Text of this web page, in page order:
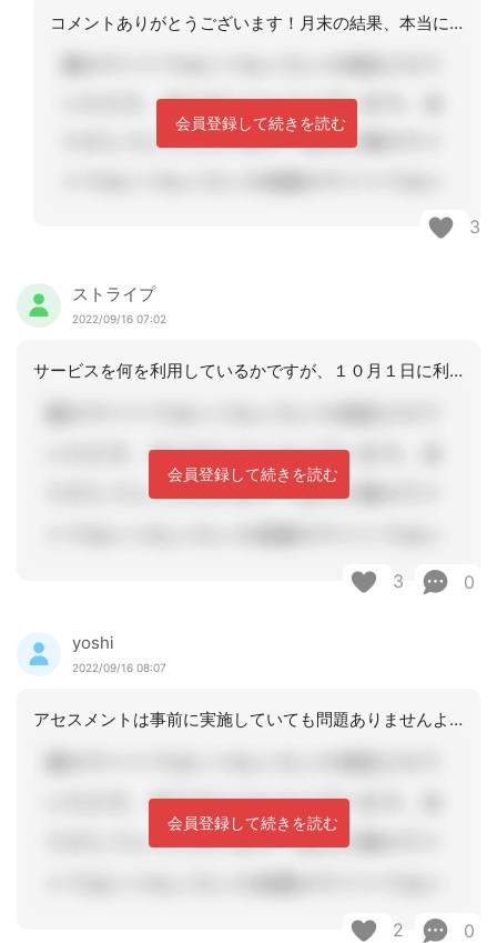
コメントありがとうございます！月末の結果、本当にあせります。確定前のことまで丁寧
会員登録して続きを読む
3
ストライプ
2022/09/16 07:02
サービスを何を利用しているかですが、１０月１日に利用がないなら、初回利用日までに
会員登録して続きを読む
3 0
yoshi
2022/09/16 08:07
アセスメントは事前に実施していても問題ありませんよ。ふわたまさんの提案通りで大丈
会員登録して続きを読む
2 0